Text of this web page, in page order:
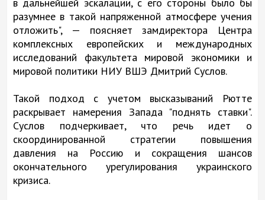
в дальнейшей эскалации, с его стороны было бы
разумнее в такой напряженной атмосфере учения
отложить", — поясняет замдиректора Центра
комплексных европейских и международных
исследований факультета мировой экономики и
мировой политики НИУ ВШЭ Дмитрий Суслов.
Такой подход с учетом высказываний Рютте
раскрывает намерения Запада "поднять ставки".
Суслов подчеркивает, что речь идет о
скоординированной стратегии повышения
давления на Россию и сокращения шансов
окончательного урегулирования украинского
кризиса.